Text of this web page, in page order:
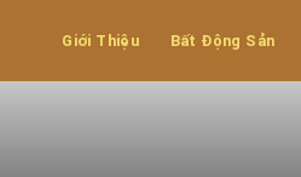
Giới Thiệu Bất Động Sản